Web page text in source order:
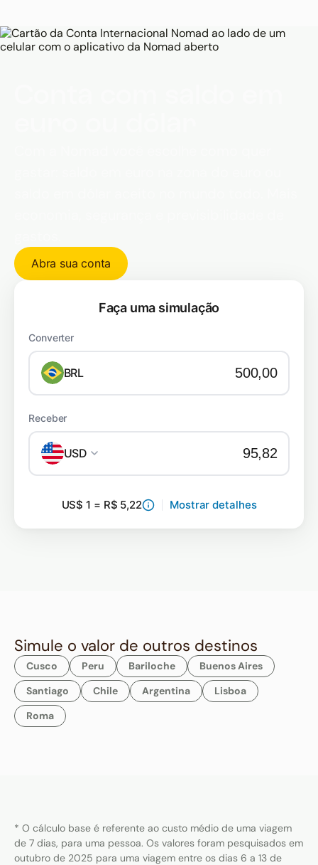
econômica, R$ 2.300 na viagem confortável e
até R$ 7.906 na viagem de luxo.
Abra sua conta
Faça uma simulação
Converter
BRL
Receber
USD
US$ 1 = R$ 5,22 Mostrar detalhes
Simule o valor de outros destinos
Cusco Peru Bariloche
Buenos Aires
Santiago
Chile Argentina
Lisboa
Roma
* O cálculo base é referente ao custo médio de uma viagem
de 7 dias, para uma pessoa. Os valores foram pesquisados em
outubro de 2025 para uma viagem entre os dias 6 a 13 de